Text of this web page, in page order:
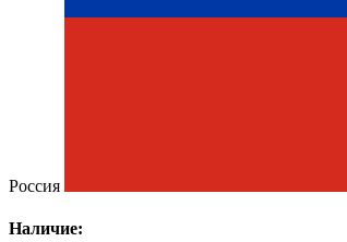
Россия
Наличие: